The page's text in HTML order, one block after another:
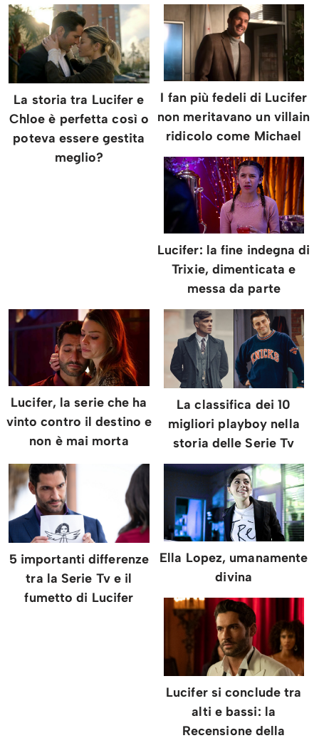
La storia tra Lucifer e
Chloe è perfetta così o
poteva essere gestita
meglio?
I fan più fedeli di Lucifer
non meritavano un villain
ridicolo come Michael
Lucifer: la fine indegna di
Trixie, dimenticata e
messa da parte
Lucifer, la serie che ha
vinto contro il destino e
non è mai morta
La classifica dei 10
migliori playboy nella
storia delle Serie Tv
5 importanti differenze
tra la Serie Tv e il
fumetto di Lucifer
Ella Lopez, umanamente
divina
Lucifer si conclude tra
alti e bassi: la
Recensione della